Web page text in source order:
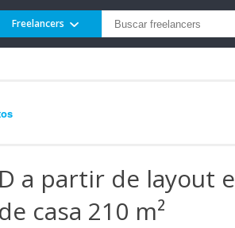
Freelancers
a partir de layout e
casa 210 m²